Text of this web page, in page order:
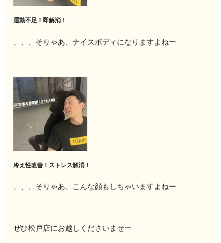
運動不足！即解消！
、、、そりゃあ、ナイスボディになりますよねー
冷え性改善！ストレス解消！
、、、そりゃあ、こんな顔もしちゃいますよねー
ぜひ松戸店にお越しくださいませー